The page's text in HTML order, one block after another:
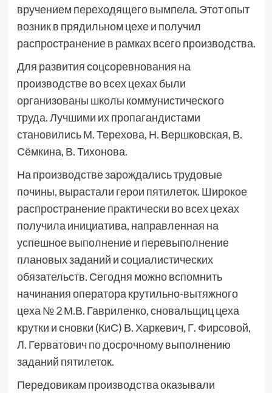
вручением переходящего вымпела. Этот опыт
возник в прядильном цехе и получил
распространение в рамках всего производства.
Для развития соцсоревнования на
производстве во всех цехах были
организованы школы коммунистического
труда. Лучшими их пропагандистами
становились М. Терехова, Н. Вершковская, В.
Сёмкина, В. Тихонова.
На производстве зарождались трудовые
почины, вырастали герои пятилеток. Широкое
распространение практически во всех цехах
получила инициатива, направленная на
успешное выполнение и перевыполнение
плановых заданий и социалистических
обязательств. Сегодня можно вспомнить
начинания оператора крутильно-вытяжного
цеха № 2 М.В. Гавриленко, сновальщиц цеха
крутки и сновки (КиС) В. Харкевич, Г. Фирсовой,
Л. Герватович по досрочному выполнению
заданий пятилеток.
Передовикам производства оказывали